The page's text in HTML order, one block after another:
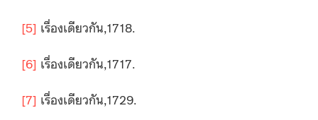
[5] เรื่องเดียวกัน,1718.
[6] เรื่องเดียวกัน,1717.
[7] เรื่องเดียวกัน,1729.